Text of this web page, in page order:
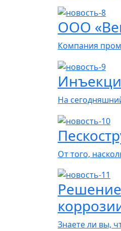
ООО
Компания
На
От того,
Знаете ли вы,